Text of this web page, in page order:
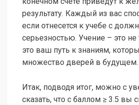
результату. Каждый из вас
если отнесется к учебе с
серьезностью. Учение – это не
это ваш путь к знаниям,
множество дверей в будущем.
Итак, подводя итог, можно с
сказать, что с баллом ≥ 3.5 вы